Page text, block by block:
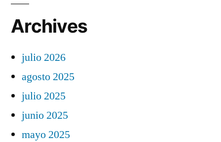
Archives
julio 2026
agosto 2025
julio 2025
junio 2025
mayo 2025